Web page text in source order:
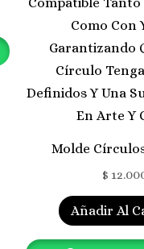
Molde
$
Añadir Al